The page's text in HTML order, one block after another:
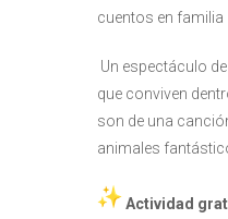
cuentos en familia
Un espectáculo
que conviven
son de una
animales
Actividad